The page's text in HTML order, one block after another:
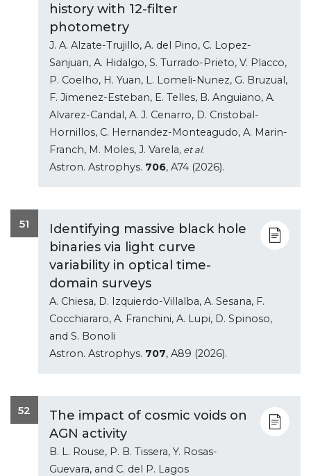
history with 12-filter
photometry
J. A. Alzate-Trujillo, A. del Pino, C. Lopez-
Sanjuan, A. Hidalgo, S. Turrado-Prieto, V. Placco,
P. Coelho, H. Yuan, L. Lomeli-Nunez, G. Bruzual,
F. Jimenez-Esteban, E. Telles, B. Anguiano, A.
Alvarez-Candal, A. J. Cenarro, D. Cristobal-
Hornillos, C. Hernandez-Monteagudo, A. Marin-
Franch, M. Moles, J. Varela, et al.
Astron. Astrophys. 706, A74 (2026).
51
Identifying massive black hole
binaries via light curve
variability in optical time-
domain surveys
A. Chiesa, D. Izquierdo-Villalba, A. Sesana, F.
Cocchiararo, A. Franchini, A. Lupi, D. Spinoso,
and S. Bonoli
Astron. Astrophys. 707, A89 (2026).
52
The impact of cosmic voids on
AGN activity
B. L. Rouse, P. B. Tissera, Y. Rosas-
Guevara, and C. del P. Lagos